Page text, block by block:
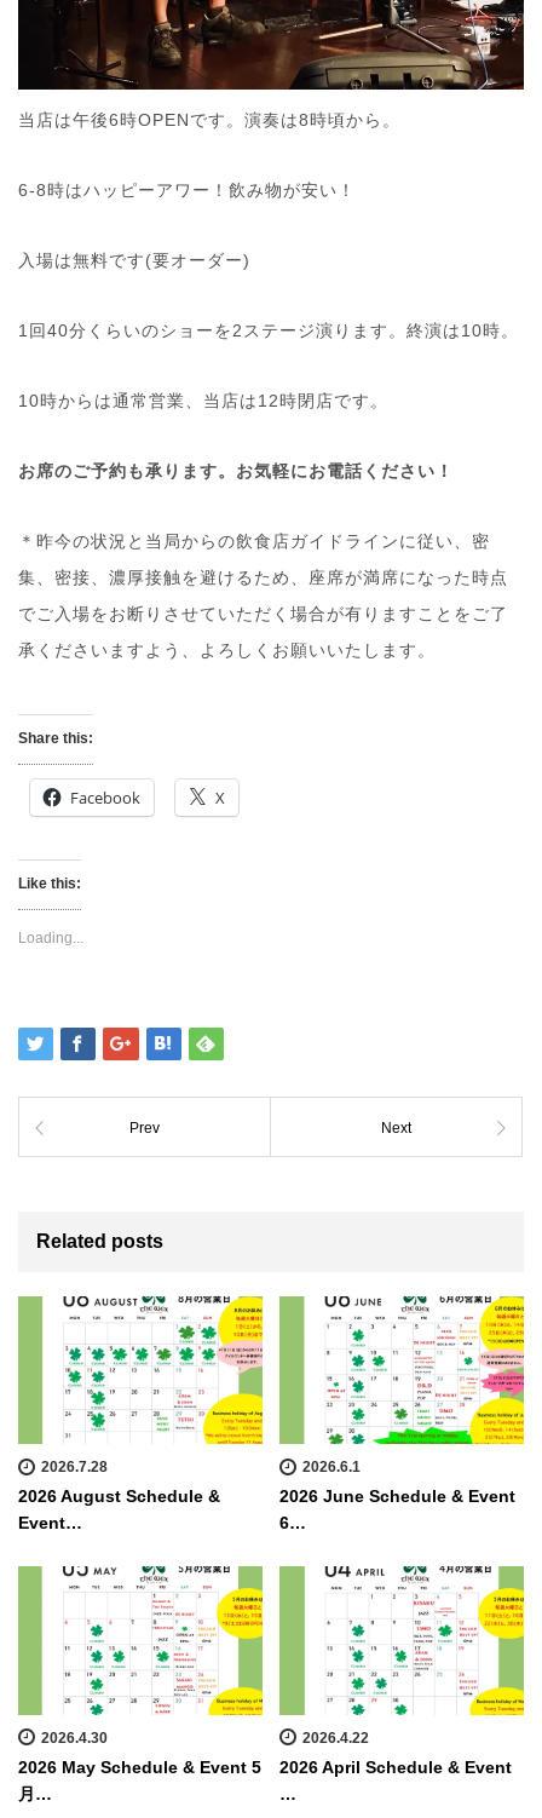
当店は午後6時OPENです。演奏は8時頃から。
6-8時はハッピーアワー！飲み物が安い！
入場は無料です(要オーダー)
1回40分くらいのショーを2ステージ演ります。終演は10時。
10時からは通常営業、当店は12時閉店です。
お席のご予約も承ります。お気軽にお電話ください！
＊昨今の状況と当局からの飲食店ガイドラインに従い、密
集、密接、濃厚接触を避けるため、座席が満席になった時点
でご入場をお断りさせていただく場合が有りますことをご了
承くださいますよう、よろしくお願いいたします。
Share this:
Facebook X
Like this:
Loading...
Prev Next
Related posts
2026.7.28
2026 August Schedule &
Event…
2026.6.1
2026 June Schedule & Event
6…
2026.4.30
2026 May Schedule & Event 5
月…
2026.4.22
2026 April Schedule & Event
…